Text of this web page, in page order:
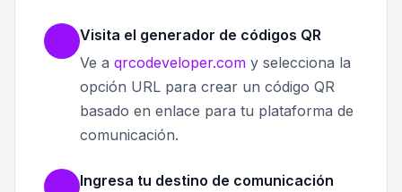
Visita el generador de códigos QR
Ve a qrcodeveloper.com y selecciona la
opción URL para crear un código QR
basado en enlace para tu plataforma de
comunicación.
Ingresa tu destino de comunicación